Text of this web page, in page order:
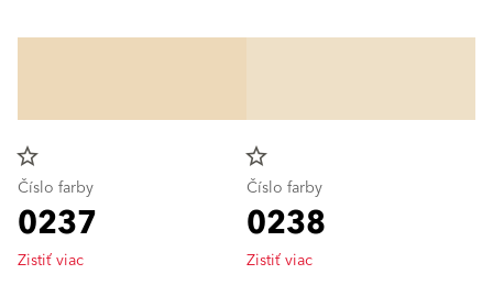
star_border
Číslo farby
0237
Zistiť viac
star_border
Číslo farby
0238
Zistiť viac